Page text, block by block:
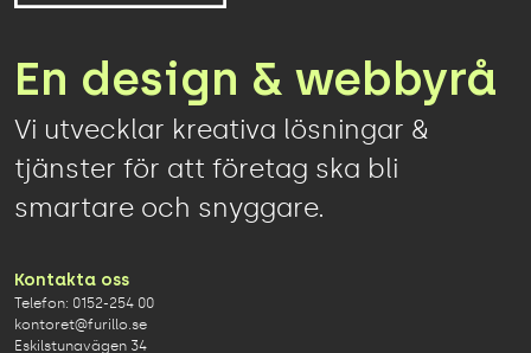
En design & webbyrå
Vi utvecklar kreativa lösningar &
tjänster för att företag ska bli
smartare och snyggare.
Kontakta oss
Telefon: 0152-254 00
kontoret@furillo.se
Eskilstunavägen 34